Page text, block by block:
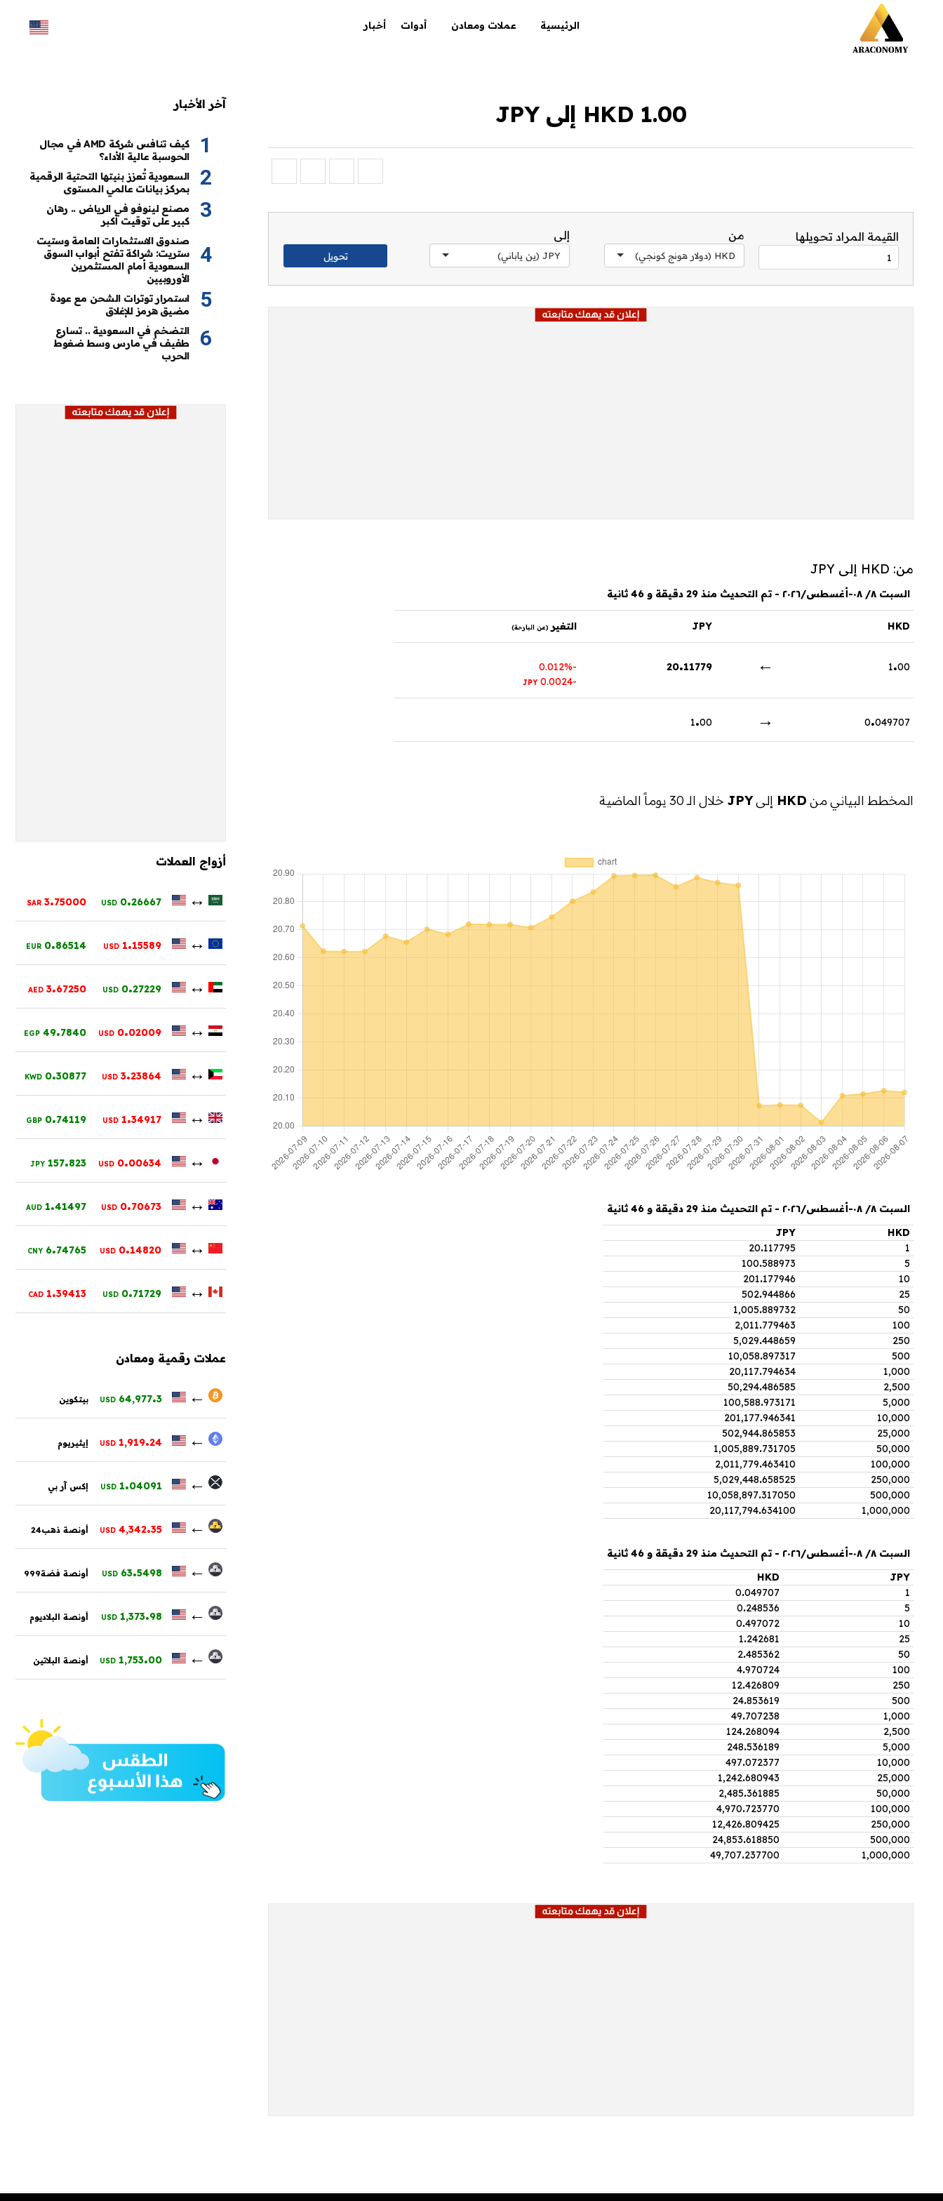
الرئيسية عملات ومعادن أدوات أخبار
1.00 HKD إلى JPY
القيمة المراد تحويلها من
HKD (دولار هونج كونجي)
إلى
JPY (ين ياباني)
من: HKD إلى JPY
السبت ٨/ ٠٨-أغسطس/٢٠٢٦ - تم التحديث منذ 29 دقيقة و 46 ثانية
HKD
JPY التغير (عن البارحة)
1.00
←
20.11779
-0.012%
-0.0024
JPY
0.049707
→
1.00
المخطط البياني من HKD إلىJPY خلال الـ 30 يوماً الماضية
السبت ٨/ ٠٨-أغسطس/٢٠٢٦ - تم التحديث منذ 29 دقيقة و 46 ثانية
HKD
JPY
1
20.117795
5
100.588973
10
201.177946
25
502.944866
50
1,005.889732
100
2,011.779463
250
5,029.448659
500
10,058.897317
1,000
20,117.794634
2,500
50,294.486585
5,000
100,588.973171
10,000
201,177.946341
25,000
502,944.865853
50,000
1,005,889.731705
100,000
2,011,779.463410
250,000
5,029,448.658525
500,000
10,058,897.317050
1,000,000
20,117,794.634100
السبت ٨/ ٠٨-أغسطس/٢٠٢٦ - تم التحديث منذ 29 دقيقة و 46 ثانية
JPY
HKD
1
0.049707
5
0.248536
10
0.497072
25
1.242681
50
2.485362
100
4.970724
250
12.426809
500
24.853619
1,000
49.707238
2,500
124.268094
5,000
248.536189
10,000
497.072377
25,000
1,242.680943
50,000
2,485.361885
100,000
4,970.723770
250,000
12,426.809425
500,000
24,853.618850
1,000,000
49,707.237700
آخر الأخبار
كيف تنافس شركة AMD في مجال
الحوسبة عالية الأداء؟
السعودية تُعزز بنيتها التحتية الرقمية
بمركز بيانات عالمي المستوى
مصنع لينوفو في الرياض .. رهان
كبير على توقيت أكبر
صندوق الاستثمارات العامة وستيت
ستريت: شراكة تفتح أبواب السوق
السعودية أمام المستثمرين
الأوروبيين
استمرار توترات الشحن مع عودة
مضيق هرمز للإغلاق
التضخم في السعودية .. تسارع
طفيف في مارس وسط ضغوط
الحرب
أزواج العملات
↔
0.26667
USD
3.75000
SAR
↔
1.15589
USD
0.86514
EUR
↔
0.27229
USD
3.67250
AED
↔
0.02009
USD
49.7840
EGP
↔
3.23864
USD
0.30877
KWD
↔
1.34917
USD
0.74119
GBP
↔
0.00634
USD
157.823
JPY
↔
0.70673
USD
1.41497
AUD
↔
0.14820
USD
6.74765
CNY
↔
0.71729
USD
1.39413
CAD
عملات رقمية ومعادن
←
64,977.3
USD بيتكوين
←
1,919.24
USD إيثيريوم
←
1.04091
USD إكس آر بي
←
4,342.35
USD أونصة ذهب24
←
63.5498
USD أونصة فضة999
←
1,373.98
USD أونصة البلاديوم
←
1,753.00
USD أونصة البلاتين